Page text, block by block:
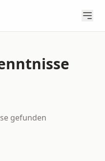
gefunden